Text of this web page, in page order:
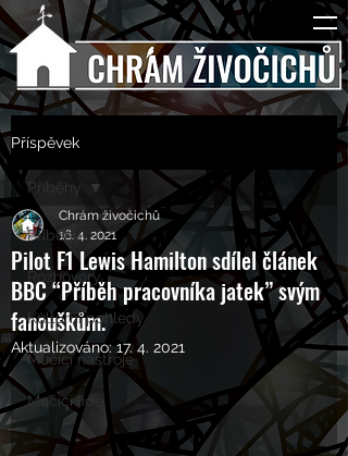
Příspěvek
Příběhy
Rozhovory
Kulturní pohledy
Mučící nástroje
Mučící lidé
Příběhy
Pilot F1 Lewis Hamilton sdílel článek
BBC “Příběh pracovníka jatek” svým
fanouškům.
Chrám živočichů
16. 4. 2021
Aktualizováno:17. 4. 2021